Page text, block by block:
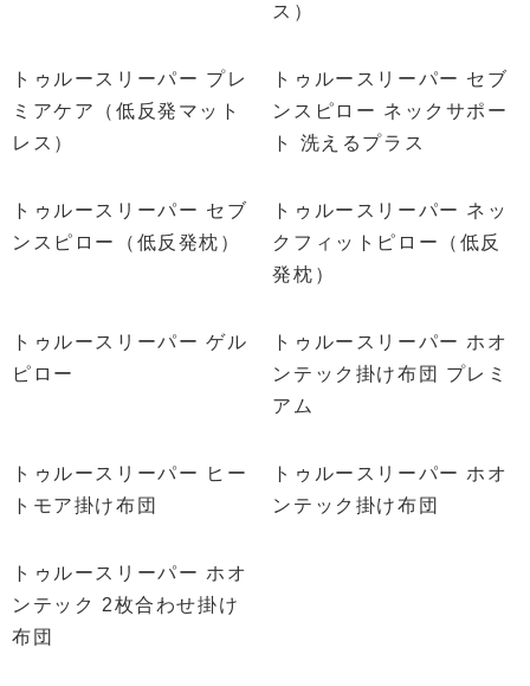
ス）
トゥルースリーパー プレ
ミアケア（低反発マット
レス）
トゥルースリーパー セブ
ンスピロー ネックサポー
ト 洗えるプラス
トゥルースリーパー セブ
ンスピロー（低反発枕）
トゥルースリーパー ネッ
クフィットピロー（低反
発枕）
トゥルースリーパー ゲル
ピロー
トゥルースリーパー ホオ
ンテック掛け布団 プレミ
アム
トゥルースリーパー ヒー
トモア掛け布団
トゥルースリーパー ホオ
ンテック掛け布団
トゥルースリーパー ホオ
ンテック 2枚合わせ掛け
布団